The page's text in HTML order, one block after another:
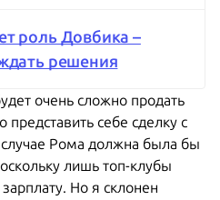
роль Довбика –
решения
очень сложно продать
себе сделку с
Рома должна была бы
лишь топ-клубы
Но я склонен